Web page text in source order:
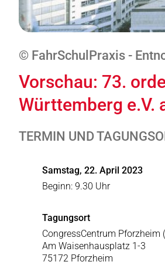
© FahrSchulPraxis -
Vorschau: 73.
Württemberg e.V.
TERMIN UND
Samstag, 22. April 2023
Beginn: 9.30 Uhr
Tagungsort
CongressCentrum Pforzheim
Am Waisenhausplatz 1-3
75172 Pforzheim